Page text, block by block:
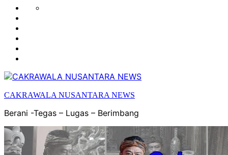
POLITIK
BUDAYA
CAKRAWALA NUSANTARA NEWS
Berani -Tegas – Lugas – Berimbang